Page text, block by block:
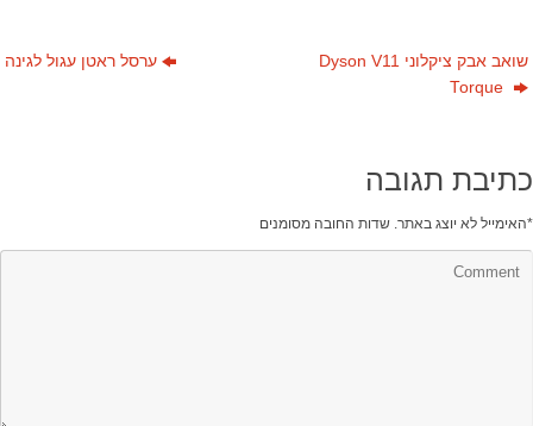
ערסל ראטן עגול לגינה
שואב אבק ציקלוני Dyson V11
Torque
כתיבת תגובה
האימייל לא יוצג באתר. שדות החובה מסומנים *